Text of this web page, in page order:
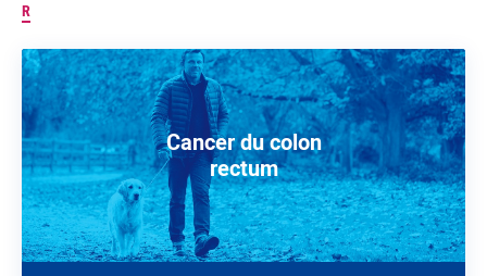
R
Cancer du colon
rectum